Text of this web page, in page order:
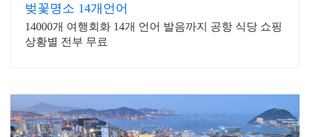
벚꽃명소 14개언어
14000개 여행회화 14개 언어 발음까지 공항 식당 쇼핑
상황별 전부 무료